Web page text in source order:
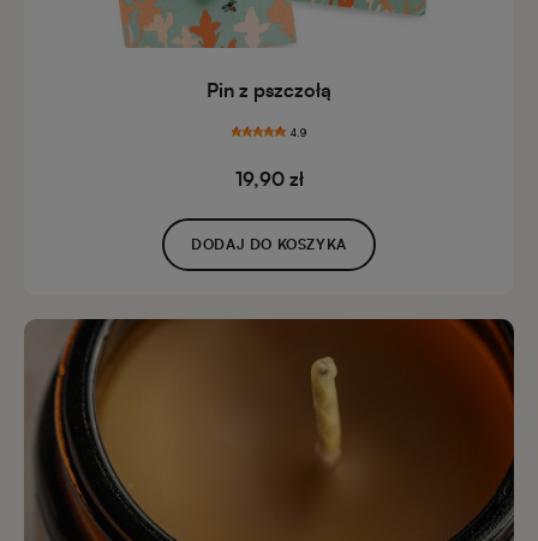
Pin z pszczołą
4.9
19,90 zł
DODAJ DO KOSZYKA